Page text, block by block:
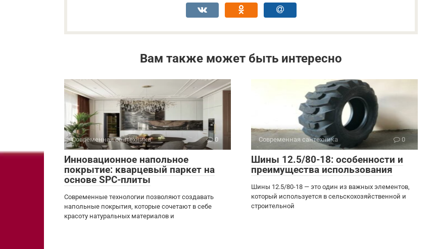
Вам также может быть интересно
Современная сантехника 0
Инновационное напольное
покрытие: кварцевый паркет на
основе SPC-плиты
Современные технологии позволяют создавать
напольные покрытия, которые сочетают в себе
красоту натуральных материалов и
Современная сантехника 0
Шины 12.5/80-18: особенности и
преимущества использования
Шины 12.5/80-18 — это один из важных элементов,
который используется в сельскохозяйственной и
строительной